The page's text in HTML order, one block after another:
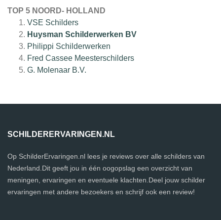
TOP 5 NOORD- HOLLAND
VSE Schilders
Huysman Schilderwerken BV
Philippi Schilderwerken
Fred Cassee Meesterschilders
G. Molenaar B.V.
SCHILDERERVARINGEN.NL
Op SchilderErvaringen.nl lees je reviews over alle schilders van
Nederland.Dit geeft jou in één oogopslag een overzicht van
meningen, ervaringen en eventuele klachten.Deel jouw schilder
ervaringen met andere bezoekers en schrijf ook een review!